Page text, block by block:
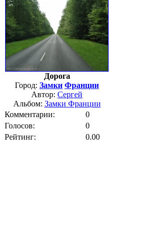
Дорога
Город: Замки Франции
Автор: Сергей
Альбом: Замки Франции
Комментарии:
0
Голосов:
0
Рейтинг:
0.00